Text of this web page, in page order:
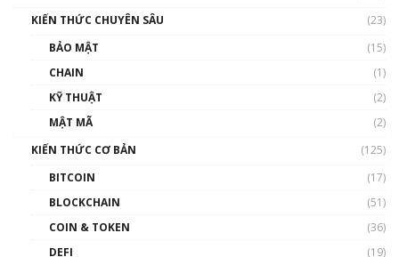
00:43:47
như thể nào?
00:39:31
KIẾN THỨC CHUYÊN SÂU
(23)
BẢO MẬT
(15)
CHAIN
(1)
KỸ THUẬT
(2)
MẬT MÃ
(2)
KIẾN THỨC CƠ BẢN
(125)
BITCOIN
(17)
BLOCKCHAIN
(51)
COIN & TOKEN
(36)
DEFI
(19)